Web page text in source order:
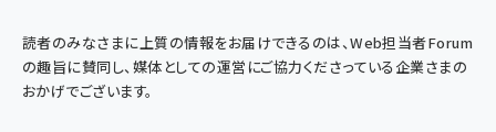
読者のみなさまに上質の情報をお届けできるのは、Web担当者Forum
の趣旨に賛同し、媒体としての運営にご協力くださっている企業さまの
おかげでございます。